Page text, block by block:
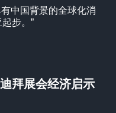
中国背景的全球化消
步。”
拜展会经济启示